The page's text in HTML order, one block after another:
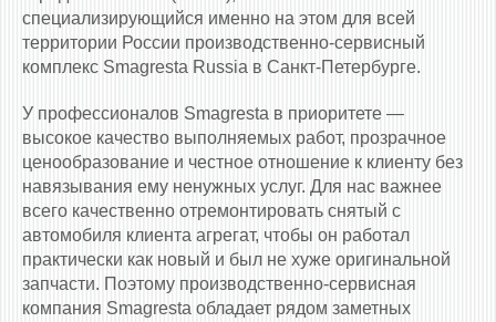
специализирующийся именно на этом для всей
территории России производственно-сервисный
комплекс Smagresta Russia в Санкт-Петербурге.
У профессионалов Smagresta в приоритете —
высокое качество выполняемых работ, прозрачное
ценообразование и честное отношение к клиенту без
навязывания ему ненужных услуг. Для нас важнее
всего качественно отремонтировать снятый с
автомобиля клиента агрегат, чтобы он работал
практически как новый и был не хуже оригинальной
запчасти. Поэтому производственно-сервисная
компания Smagresta обладает рядом заметных